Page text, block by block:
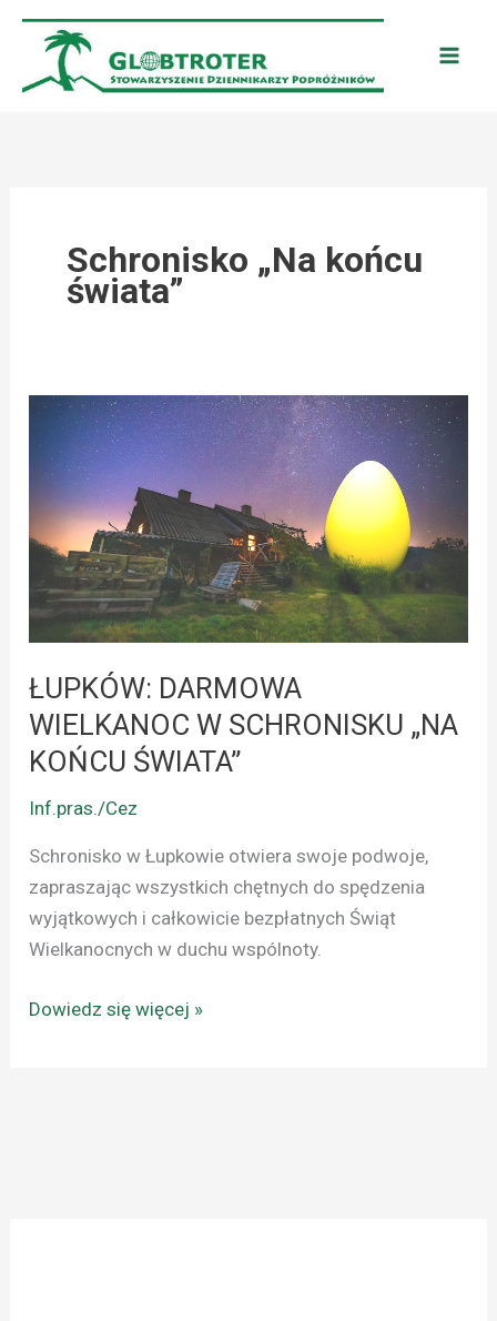
Przejdź
treści
Schronisko „Na końcu
świata”
ŁUPKÓW: DARMOWA
WIELKANOC W SCHRONISKU „NA
KOŃCU ŚWIATA”
Inf.pras./Cez
Schronisko w Łupkowie otwiera swoje podwoje,
zapraszając wszystkich chętnych do spędzenia
wyjątkowych i całkowicie bezpłatnych Świąt
Wielkanocnych w duchu wspólnoty.
ŁUPKÓW:
DARMOWA
WIELKANOC
W
SCHRONISKU
„NA
KOŃCU
ŚWIATA”
Dowiedz się więcej »